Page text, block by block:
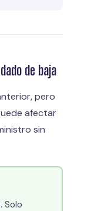
de baja
pero
afectar
sin
Solo